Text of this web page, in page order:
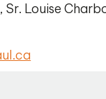
Sr. Louise